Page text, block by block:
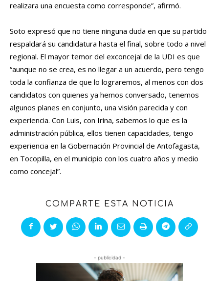
realizara una encuesta como corresponde”, afirmó.
Soto expresó que no tiene ninguna duda en que su partido
respaldará su candidatura hasta el final, sobre todo a nivel
regional. El mayor temor del exconcejal de la UDI es que
“aunque no se crea, es no llegar a un acuerdo, pero tengo
toda la confianza de que lo lograremos, al menos con dos
candidatos con quienes ya hemos conversado, tenemos
algunos planes en conjunto, una visión parecida y con
experiencia. Con Luis, con Irina, sabemos lo que es la
administración pública, ellos tienen capacidades, tengo
experiencia en la Gobernación Provincial de Antofagasta,
en Tocopilla, en el municipio con los cuatro años y medio
como concejal”.
COMPARTE ESTA NOTICIA
- publicidad -